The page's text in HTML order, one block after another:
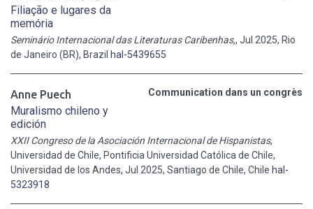
Filiação e lugares da
memória
Seminário Internacional das Literaturas Caribenhas,, Jul 2025, Rio
de Janeiro (BR), Brazil hal-5439655
Communication dans un congrès
Anne Puech
Muralismo chileno y
edición
XXII Congreso de la Asociación Internacional de Hispanistas,
Universidad de Chile, Pontificia Universidad Católica de Chile,
Universidad de los Andes, Jul 2025, Santiago de Chile, Chile hal-
5323918